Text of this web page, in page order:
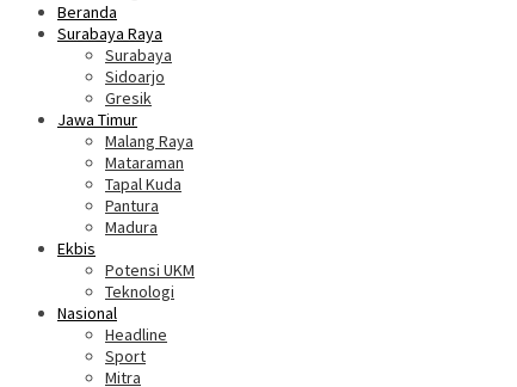
Beranda
Surabaya Raya
Surabaya
Sidoarjo
Gresik
Jawa Timur
Malang Raya
Mataraman
Tapal Kuda
Pantura
Madura
Ekbis
Potensi UKM
Teknologi
Nasional
Headline
Sport
Mitra